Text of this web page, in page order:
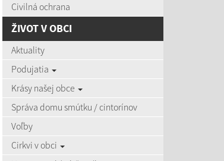
Civilná ochrana
ŽIVOT V OBCI
Aktuality
Podujatia
Krásy našej obce
Správa domu smútku / cintorínov
Voľby
Cirkvi v obci